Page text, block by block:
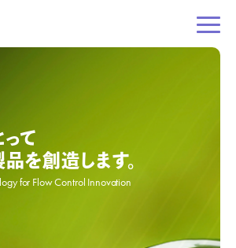
て
を創造します。
for Flow Control Innovation